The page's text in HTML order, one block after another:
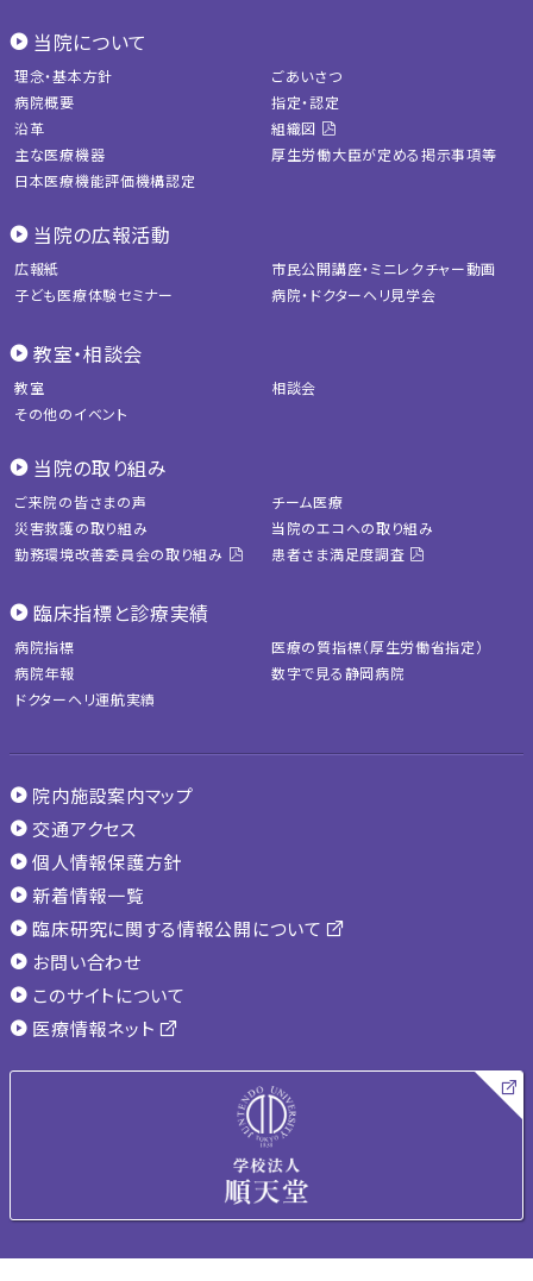
当院について
理念・基本方針
ごあいさつ
病院概要
指定・認定
沿革
組織図
主な医療機器
厚生労働大臣が定める掲示事項等
日本医療機能評価機構認定
当院の広報活動
広報紙
市民公開講座・ミニレクチャー動画
子ども医療体験セミナー
病院・ドクターヘリ見学会
教室・相談会
教室
相談会
その他のイベント
当院の取り組み
ご来院の皆さまの声
チーム医療
災害救護の取り組み
当院のエコへの取り組み
勤務環境改善委員会の取り組み
患者さま満足度調査
臨床指標と診療実績
病院指標
医療の質指標（厚生労働省指定）
病院年報
数字で見る静岡病院
ドクターヘリ運航実績
院内施設案内マップ
交通アクセス
個人情報保護方針
新着情報一覧
臨床研究に関する情報公開について
お問い合わせ
このサイトについて
医療情報ネット